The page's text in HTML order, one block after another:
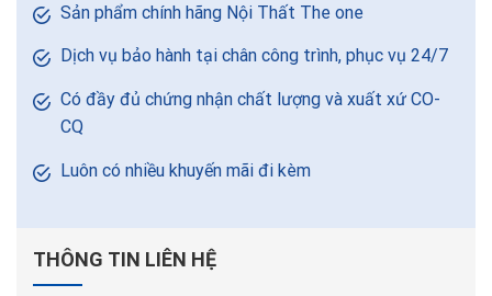
Sản phẩm chính hãng Nội Thất The one
Dịch vụ bảo hành tại chân công trình, phục vụ 24/7
Có đầy đủ chứng nhận chất lượng và xuất xứ CO-
CQ
Luôn có nhiều khuyến mãi đi kèm
THÔNG TIN LIÊN HỆ